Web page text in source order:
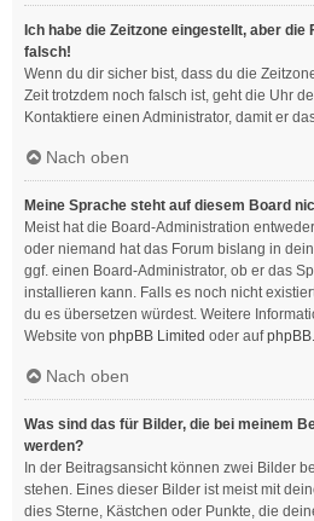
Ich habe die Zeitzone eingestellt, aber
falsch!
Wenn du dir sicher bist, dass du die
Zeit trotzdem noch falsch ist, geht die Uhr
Kontaktiere einen Administrator, damit er
Nach oben
Meine Sprache steht auf diesem Board
Meist hat die Board-Administration
oder niemand hat das Forum bislang in
ggf. einen Board-Administrator, ob er das
installieren kann. Falls es noch nicht
du es übersetzen würdest. Weitere
Website von phpBB Limited oder auf
Nach oben
Was sind das für Bilder, die bei meinem
werden?
In der Beitragsansicht können zwei Bilder
stehen. Eines dieser Bilder ist meist mit
dies Sterne, Kästchen oder Punkte, die